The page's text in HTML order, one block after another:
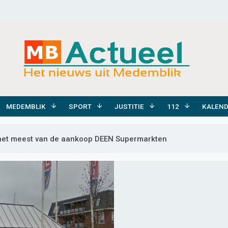
MEDEMBLIK SPORT JUSTITIE 112
meest van de aankoop DEEN Supermarkten